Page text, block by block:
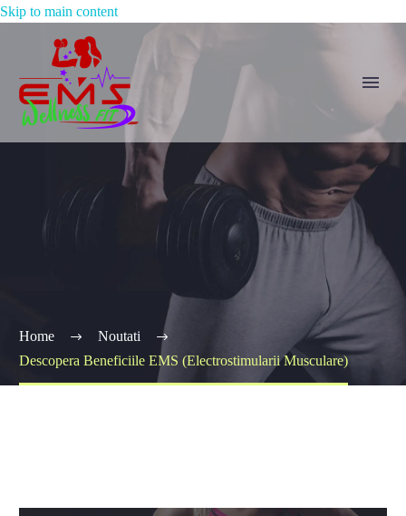
Skip to main content
Home
Noutati
Descopera Beneficiile EMS (Electrostimularii Musculare)